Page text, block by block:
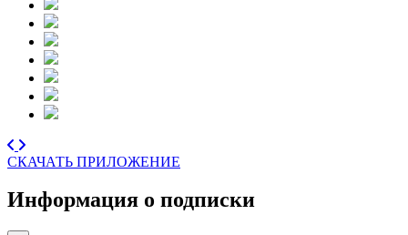
СКАЧАТЬ ПРИЛОЖЕНИЕ
Информация о подписки